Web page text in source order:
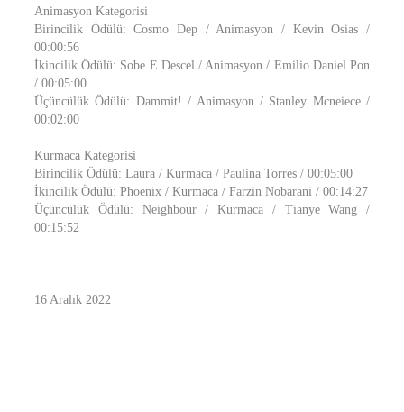
Animasyon Kategorisi
Birincilik Ödülü: Cosmo Dep / Animasyon / Kevin Osias /
00:00:56
İkincilik Ödülü: Sobe E Descel / Animasyon / Emilio Daniel Pon
/ 00:05:00
Üçüncülük Ödülü: Dammit! / Animasyon / Stanley Mcneiece /
00:02:00
Kurmaca Kategorisi
Birincilik Ödülü: Laura / Kurmaca / Paulina Torres / 00:05:00
İkincilik Ödülü: Phoenix / Kurmaca / Farzin Nobarani / 00:14:27
Üçüncülük Ödülü: Neighbour / Kurmaca / Tianye Wang /
00:15:52
16 Aralık 2022